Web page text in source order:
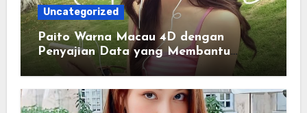
Uncategorized
Paito Warna Macau 4D dengan
Penyajian Data yang Membantu
Memahami Pola Informasi Secara
Efektif